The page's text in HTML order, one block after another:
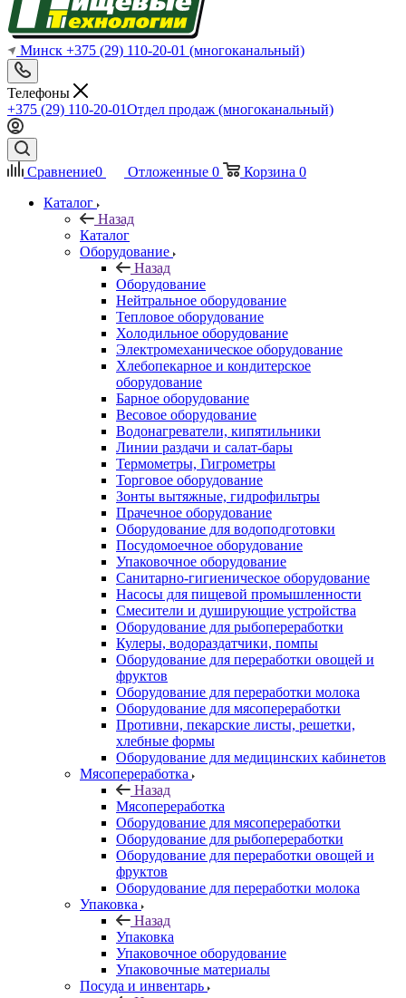
Минск +375 (29) 110-20-01 (многоканальный)
Телефоны
+375 (29) 110-20-01Отдел продаж (многоканальный)
Сравнение0 Отложенные 0 Корзина 0
Каталог
Назад
Каталог
Оборудование
Назад
Оборудование
Нейтральное оборудование
Тепловое оборудование
Холодильное оборудование
Электромеханическое оборудование
Хлебопекарное и кондитерское
оборудование
Барное оборудование
Весовое оборудование
Водонагреватели, кипятильники
Линии раздачи и салат-бары
Термометры, Гигрометры
Торговое оборудование
Зонты вытяжные, гидрофильтры
Прачечное оборудование
Оборудование для водоподготовки
Посудомоечное оборудование
Упаковочное оборудование
Санитарно-гигиеническое оборудование
Насосы для пищевой промышленности
Смесители и душирующие устройства
Оборудование для рыбопереработки
Кулеры, водораздатчики, помпы
Оборудование для переработки овощей и
фруктов
Оборудование для переработки молока
Оборудование для мясопереработки
Противни, пекарские листы, решетки,
хлебные формы
Оборудование для медицинских кабинетов
Мясопереработка
Назад
Мясопереработка
Оборудование для мясопереработки
Оборудование для рыбопереработки
Оборудование для переработки овощей и
фруктов
Оборудование для переработки молока
Упаковка
Назад
Упаковка
Упаковочное оборудование
Упаковочные материалы
Посуда и инвентарь